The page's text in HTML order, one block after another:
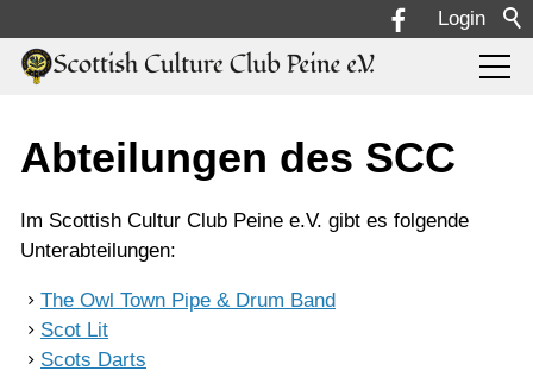
Login
Vereinsleben
Über uns
Abteilungen
Owl Town Pipe & Drum Band
Abteilungen des SCC
Im Scottish Cultur Club Peine e.V. gibt es folgende
Unterabteilungen:
The Owl Town Pipe & Drum Band
Scot Lit
Scots Darts